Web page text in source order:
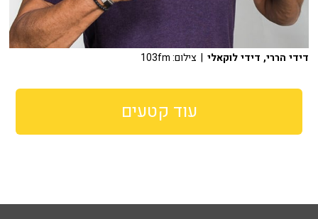
דידי הררי, דידי לוקאלי | צילום: 103fm
עוד קטעים